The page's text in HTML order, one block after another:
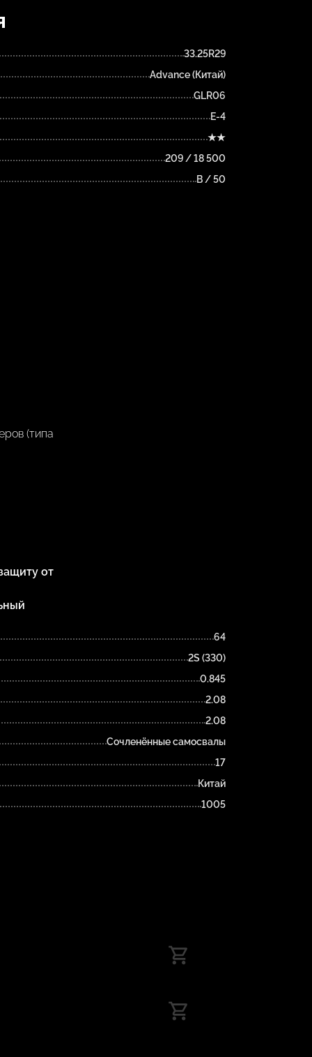
33.25R29
Advance (Китай)
GLR06
E-4
★★
209 / 18 500
B / 50
(типа
от
64
2S (330)
0.845
2.08
2.08
Сочленённые самосвалы
17
Китай
1005